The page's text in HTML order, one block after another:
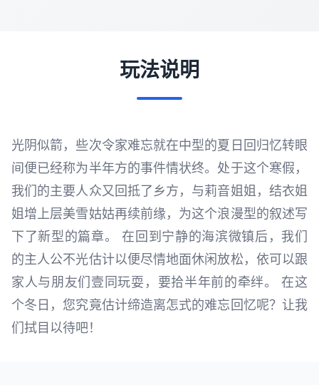
玩法说明
光阴似箭，些次令家难忘就在中型的夏日回归忆转眼
间便已经称为半年方的事件情状终。处于这个寒假，
我们的主要人众又回抵了乡方，与莉音姐姐，结衣姐
姐增上层美雪姑姑再续前缘，为这个浪漫型的叙述写
下了新型的篇章。 在回到宁静的海滨微镇后，我们
的主人公不光估计以便尽情地面休闲放松，依可以跟
家人与朋友们壹同玩耍，要拾半年前的牵绊。 在这
个冬日，您究竟估计缔造离怎式的难忘回忆呢？让我
们拭目以待吧！